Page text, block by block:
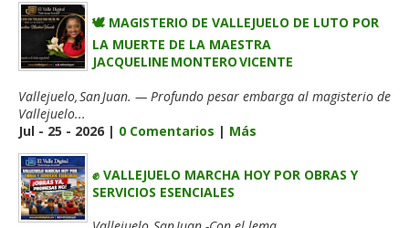
🕊️ MAGISTERIO DE VALLEJUELO DE LUTO POR
LA MUERTE DE LA MAESTRA
JACQUELINE MONTERO VICENTE
Vallejuelo, San Juan. — Profundo pesar embarga al magisterio de
Vallejuelo...
Jul - 25 - 2026 | 0 Comentarios | Más
✊ VALLEJUELO MARCHA HOY POR OBRAS Y
SERVICIOS ESENCIALES